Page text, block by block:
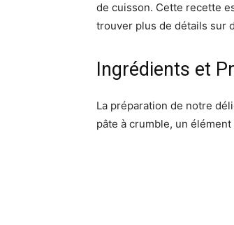
de cuisson. Cette recette
trouver plus de détails sur
Ingrédients et
La préparation de notre
pâte à crumble, un